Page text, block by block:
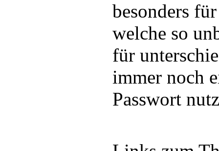
besonders
welche so
für
immer noch
Passwort